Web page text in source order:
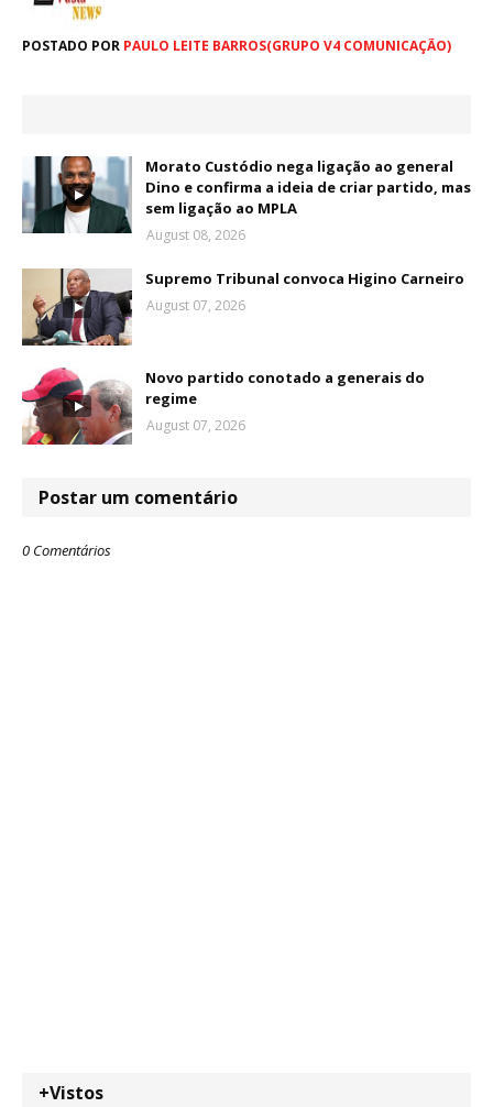
POSTADO POR PAULO LEITE BARROS(GRUPO V4 COMUNICAÇÃO)
Morato Custódio nega ligação ao general
Dino e confirma a ideia de criar partido, mas
sem ligação ao MPLA
August 08, 2026
Supremo Tribunal convoca Higino Carneiro
August 07, 2026
Novo partido conotado a generais do
regime
August 07, 2026
Postar um comentário
0 Comentários
+Vistos